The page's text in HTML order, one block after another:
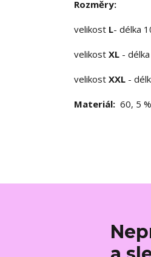
Rozměry:
velikost L- délka
velikost XL -
velikost XXL -
Materiál: 60, 5